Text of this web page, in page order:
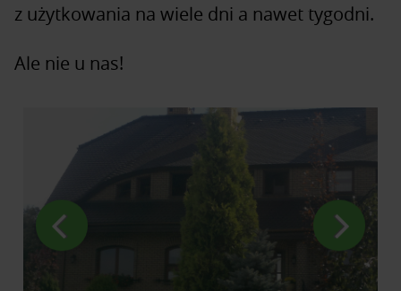
z użytkowania na wiele dni a nawet tygodni.
Ale nie u nas!